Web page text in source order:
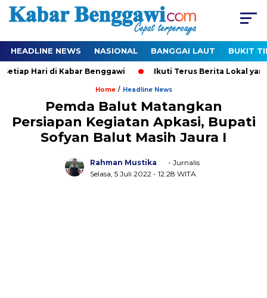
HEADLINE NEWS NASIONAL BANGGAI LAUT BUKIT
Hari di Kabar Benggawi Ikuti Terus Berita Lokal yang
Home/ Headline News
Pemda Balut Matangkan
Persiapan Kegiatan Apkasi, Bupati
Sofyan Balut Masih Jaura I
Rahman Mustika
- Jurnalis
Selasa, 5 Juli 2022 - 12:28 WITA